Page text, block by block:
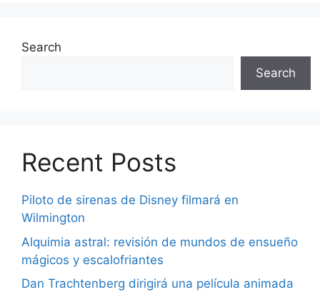
Search
Search
Recent Posts
Piloto de sirenas de Disney filmará en
Wilmington
Alquimia astral: revisión de mundos de ensueño
mágicos y escalofriantes
Dan Trachtenberg dirigirá una película animada